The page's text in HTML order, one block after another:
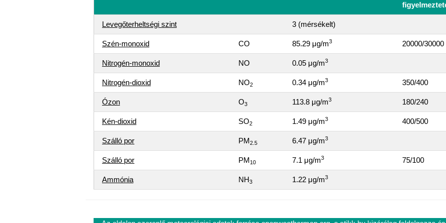
Levegőterheltségi szint 3 (mérsékelt)
Szén-monoxid CO 85.29 μg/m3 20000/30000
Nitrogén-monoxid NO 0.05 μg/m3
Nitrogén-dioxid NO2 0.34 μg/m3 350/400
Ózon O3 113.8 μg/m3 180/240
Kén-dioxid SO2 1.49 μg/m3 400/500
Szálló por PM2.5 6.47 μg/m3
Szálló por PM10 7.1 μg/m3 75/100
Ammónia NH3 1.22 μg/m3